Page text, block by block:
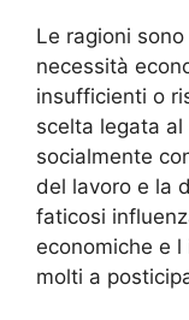
Le ragioni
necessità
insufficienti o
scelta legata
socialmente
del lavoro e la
faticosi
economiche e
molti a